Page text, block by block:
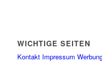
WICHTIGE SEITEN
Kontakt Impressum